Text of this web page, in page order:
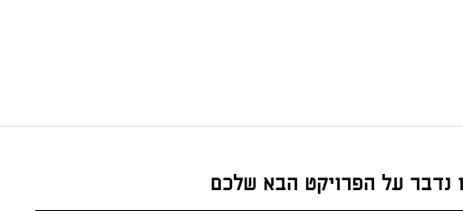
נדבר על הפרויקט הבא שלכם